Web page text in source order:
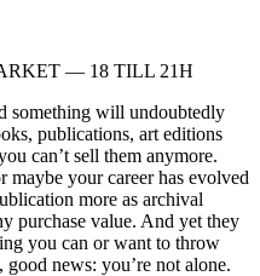
— 18 TILL 21H
something will undoubtedly
publications, art editions
can’t sell them anymore.
maybe your career has evolved
more as archival
purchase value. And yet they
you can or want to throw
news: you’re not alone.